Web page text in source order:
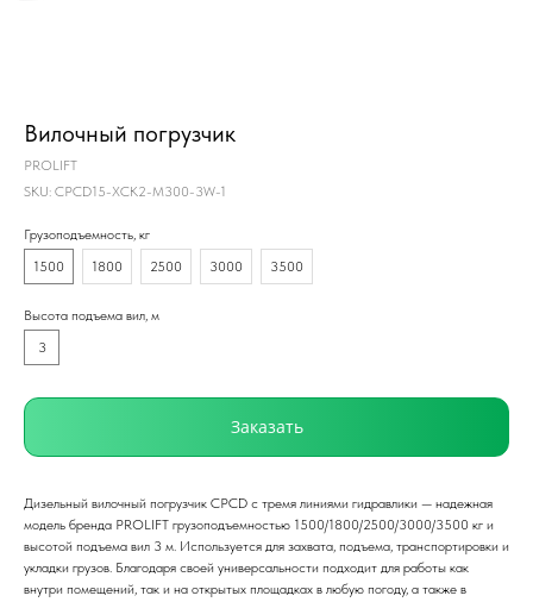
Вилочный погрузчик
PROLIFT
SKU: CPCD15-XCK2-M300-3W-1
Грузоподъемность, кг
1500
1800 2500 3000 3500
Высота подъема вил, м
3
Заказать
Дизельный вилочный погрузчик CPCD с тремя линиями гидравлики — надежная
модель бренда PROLIFT грузоподъемностью 1500/1800/2500/3000/3500 кг и
высотой подъема вил 3 м. Используется для захвата, подъема, транспортировки и
укладки грузов. Благодаря своей универсальности подходит для работы как
внутри помещений, так и на открытых площадках в любую погоду, а также в